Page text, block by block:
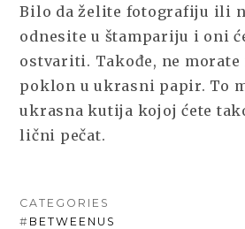
Bilo da želite fotografiju ili
odnesite u štampariju i oni
ostvariti. Takođe, ne
poklon u ukrasni papir. To
ukrasna kutija kojoj ćete
lični pečat.
CATEGORIES
# BETWEENUS